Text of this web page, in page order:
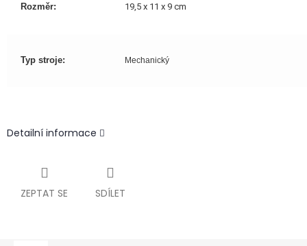
Rozměr: 19,5 x 11 x 9 cm
Typ stroje: Mechanický
Detailní informace
ZEPTAT SE SDÍLET